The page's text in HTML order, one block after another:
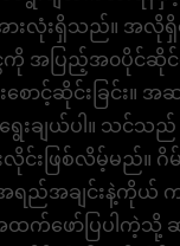
ားလုံးရှိသည်။ အလို
ကို အပြည့်အ၀ပိုင်ဆို
င့်ဆိုင်းခြင်း။ အဆင်
းချယ်ပါ။ သင်သည်
လိုင်းဖြစ်လိမ့်မည်။ ဂိ
ည်အချင်းနဲ့ကိုယ် က
ထက်ဖော်ပြပါကဲ့သို့ ဆု